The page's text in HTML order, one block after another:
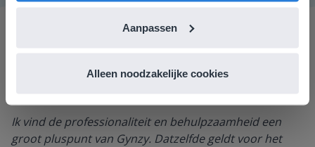
Aanpassen
Alleen noodzakelijke cookies
Ik vind de professionaliteit en behulpzaamheid een
groot pluspunt van Gynzy. Datzelfde geldt voor het